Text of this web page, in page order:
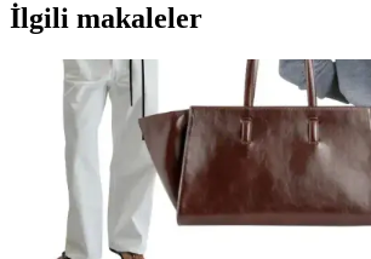
İlgili makaleler